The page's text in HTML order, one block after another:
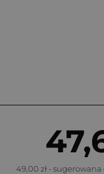
49,00 zł - sugerowana